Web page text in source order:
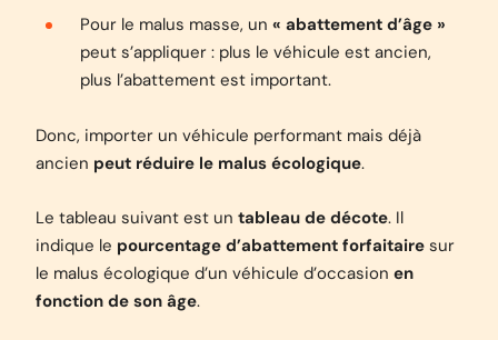
Pour le malus masse, un « abattement d’âge »
peut s’appliquer : plus le véhicule est ancien,
plus l’abattement est important.
Donc, importer un véhicule performant mais déjà
ancien peut réduire le malus écologique.
Le tableau suivant est un tableau de décote. Il
indique le pourcentage d’abattement forfaitaire sur
le malus écologique d’un véhicule d’occasion en
fonction de son âge.